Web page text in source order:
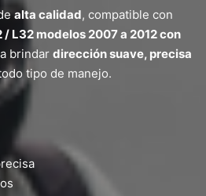
alta calidad, compatible con
L32 modelos 2007 a 2012 con
brindar dirección suave, precisa
tipo de manejo.